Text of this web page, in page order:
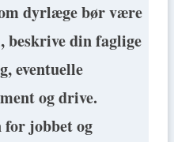
dyrlæge bør være
din faglige
eventuelle
og drive.
jobbet og